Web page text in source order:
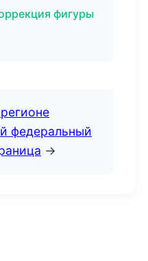
фигуры
федеральный
→